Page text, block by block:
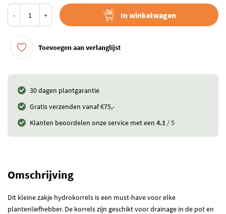
- + In winkelwagen
Toevoegen aan verlanglijst
30 dagen plantgarantie
Gratis verzenden vanaf €75,-
Klanten beoordelen onze service met een4.1 / 5
Omschrijving
Dit kleine zakje hydrokorrels is een must-have voor elke
plantenliefhebber. De korrels zijn geschikt voor drainage in de pot en